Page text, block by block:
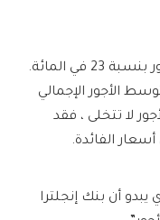
منذ يونيو 2021 ، زاد متوسط ​​إجمالي الأجور بنسبة 23 في المائة.
متوسط ​​الأجور الإجمالي
لا تتخلى ، فقد
أن بنك إنجلترا